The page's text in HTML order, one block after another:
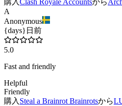
購入Clash Royale Accountsから
A
Anonymous
{days}日前
5.0
Fast and friendly
Helpful
Friendly
購入 Steal a Brainrot Brainrotsから